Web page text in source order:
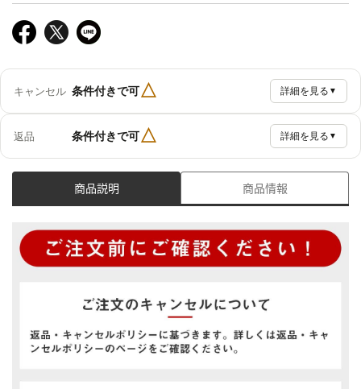
キャンセル 条件付きで可△ 詳細を見る ▼
返品 条件付きで可△ 詳細を見る ▼
商品説明 商品情報